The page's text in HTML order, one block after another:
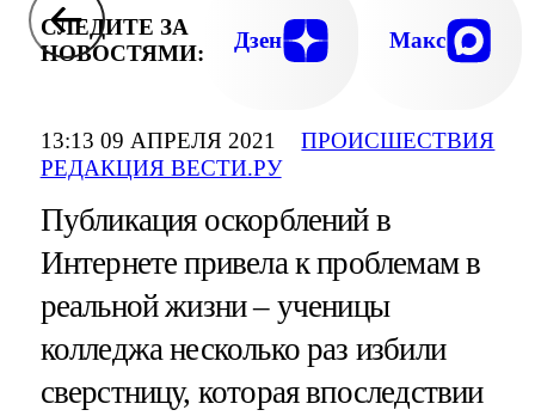
13:13 09 АПРЕЛЯ 2021
РЕДАКЦИЯ ВЕСТИ.РУ
ПРОИСШЕСТВИЯ
СЛЕДИТЕ ЗА
НОВОСТЯМИ:
Дзен Макс
Публикация оскорблений в
Интернете привела к проблемам в
реальной жизни – ученицы
колледжа несколько раз избили
сверстницу, которая впоследствии